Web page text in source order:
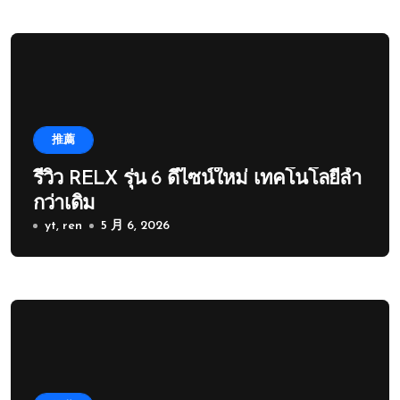
推薦
รีวิว RELX รุ่น 6 ดีไซน์ใหม่ เทคโนโลยีล้ำ
กว่าเดิม
yt, ren 5 月 6, 2026